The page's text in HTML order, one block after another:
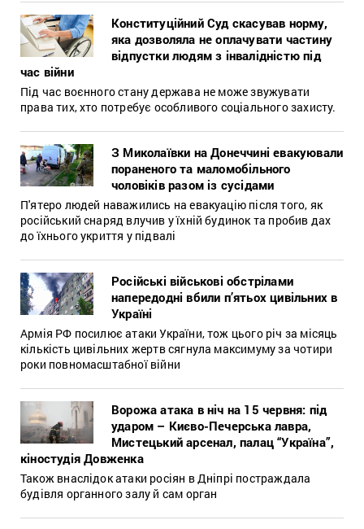
Конституційний Суд скасував норму,
яка дозволяла не оплачувати частину
відпустки людям з інвалідністю під
час війни
Під час воєнного стану держава не може звужувати
права тих, хто потребує особливого соціального захисту.
З Миколаївки на Донеччині евакуювали
пораненого та маломобільного
чоловіків разом із сусідами
П'ятеро людей наважились на евакуацію після того, як
російський снаряд влучив у їхній будинок та пробив дах
до їхнього укриття у підвалі
Російські військові обстрілами
напередодні вбили п’ятьох цивільних в
Україні
Армія РФ посилює атаки України, тож цього річ за місяць
кількість цивільних жертв сягнула максимуму за чотири
роки повномасштабної війни
Ворожа атака в ніч на 15 червня: під
ударом – Києво-Печерська лавра,
Мистецький арсенал, палац “Україна”,
кіностудія Довженка
Також внаслідок атаки росіян в Дніпрі постраждала
будівля органного залу й сам орган